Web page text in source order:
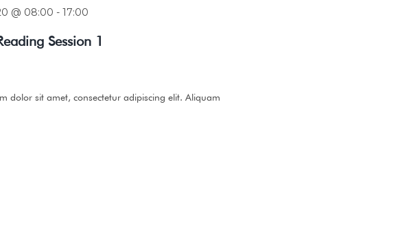
@ 08:00 -17:00
Session 1
dolor sit amet, consectetur adipiscing elit. Aliquam